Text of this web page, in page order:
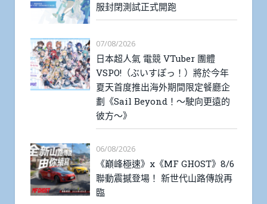
服封閉測試正式開跑
07/08/2026
日本超人氣 電競 VTuber 團體
VSPO!（ぶいすぽっ！）將於今年
夏天首度推出海外期間限定餐廳企
劃《Sail Beyond！～駛向更遠的
彼方～》
06/08/2026
《巔峰極速》x《MF GHOST》8/6
聯動震撼登場！ 新世代山路傳說再
臨